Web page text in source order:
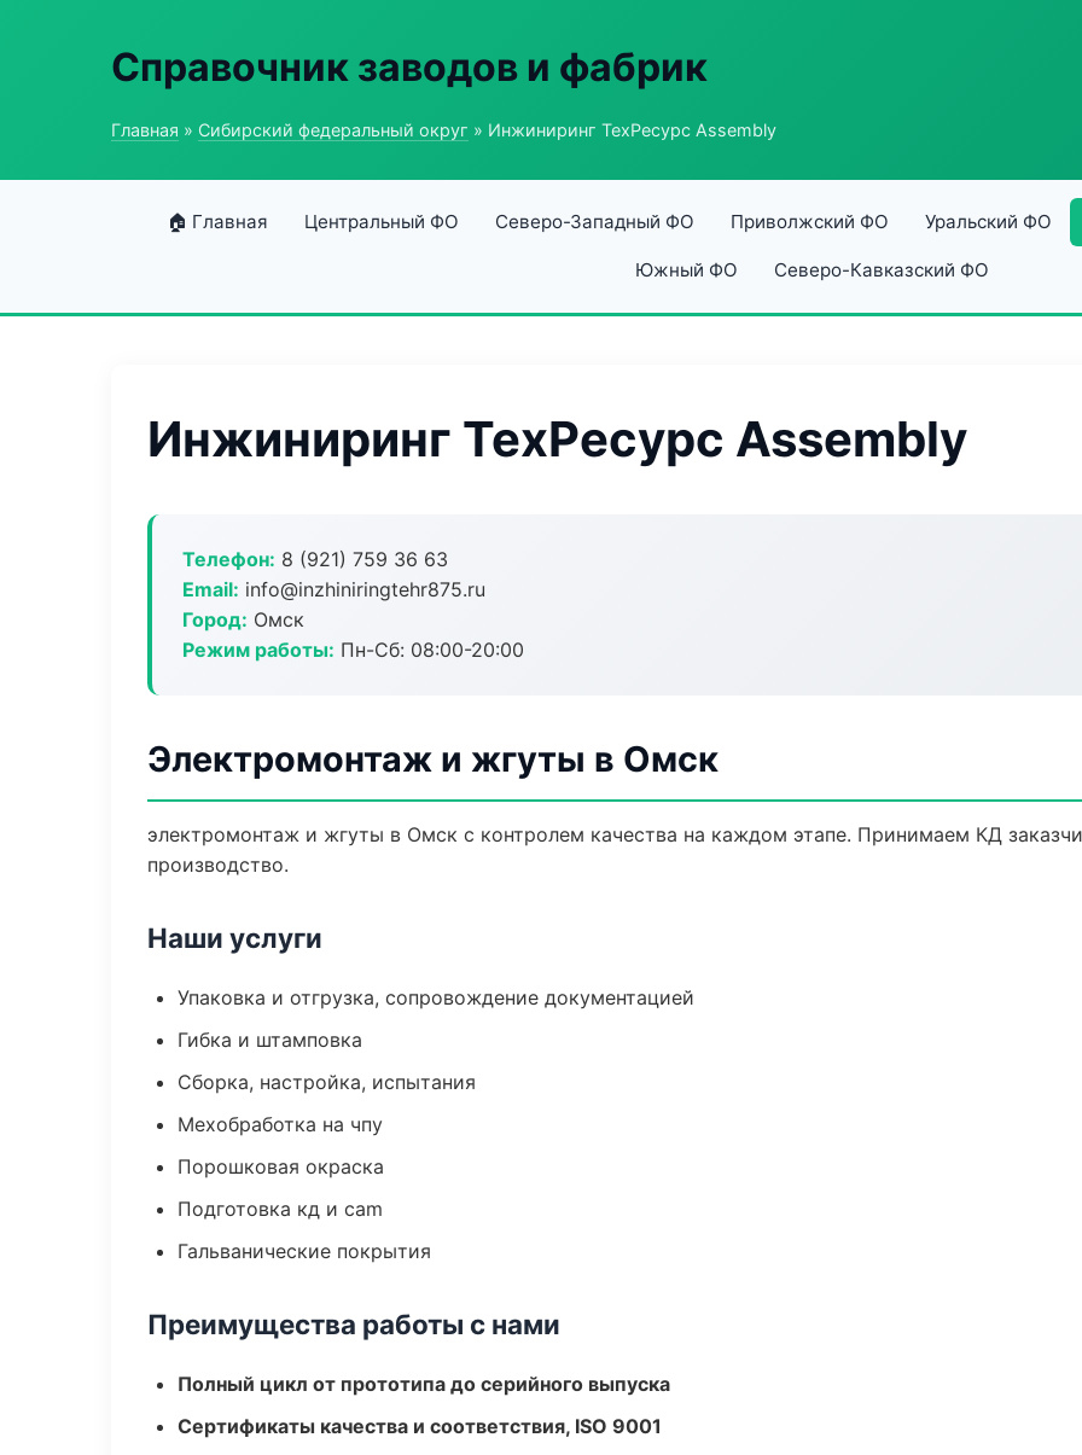
Справочник заводов и фабрик
Главная » Сибирский федеральный округ » Инжиниринг ТехРесурс Assembly
🏠 Главная Центральный ФО Северо-Западный ФО Приволжский ФО Уральский ФО
Южный ФО Северо-Кавказский ФО
Инжиниринг ТехРесурс Assembly
Телефон: 8 (921) 759 36 63
Email: info@inzhiniringtehr875.ru
Город: Омск
Режим работы: Пн-Сб: 08:00-20:00
Электромонтаж и жгуты в Омск
электромонтаж и жгуты в Омск с контролем качества на каждом этапе. Принимаем КД
производство.
Наши услуги
Упаковка и отгрузка, сопровождение документацией
Гибка и штамповка
Сборка, настройка, испытания
Мехобработка на чпу
Порошковая окраска
Подготовка кд и cam
Гальванические покрытия
Преимущества работы с нами
Полный цикл от прототипа до серийного выпуска
Сертификаты качества и соответствия, ISO 9001